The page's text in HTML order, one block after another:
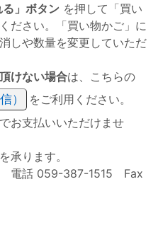
る」ボタン を押して「買い
ださい。「買い物かご」に
しや数量を変更していただ
けない場合は、こちらの
）
をご利用ください。
お支払いいただけませ
承ります。
電話 059-387-1515 Fax